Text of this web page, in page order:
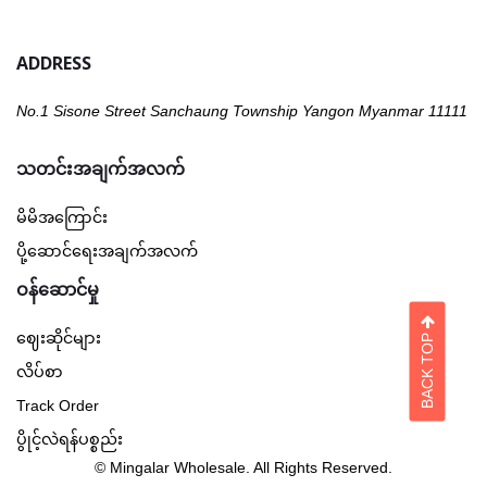
ADDRESS
No.1 Sisone Street Sanchaung Township Yangon Myanmar 11111
သတင်းအချက်အလက်
မိမိအကြောင်း
ပို့ဆောင်ရေးအချက်အလက်
ဝန်ဆောင်မှု
ဈေးဆိုင်များ
လိပ်စာ
Track Order
ပွိုင့်လဲရန်ပစ္စည်း
© Mingalar Wholesale . All Rights Reserved.
BACK TOP